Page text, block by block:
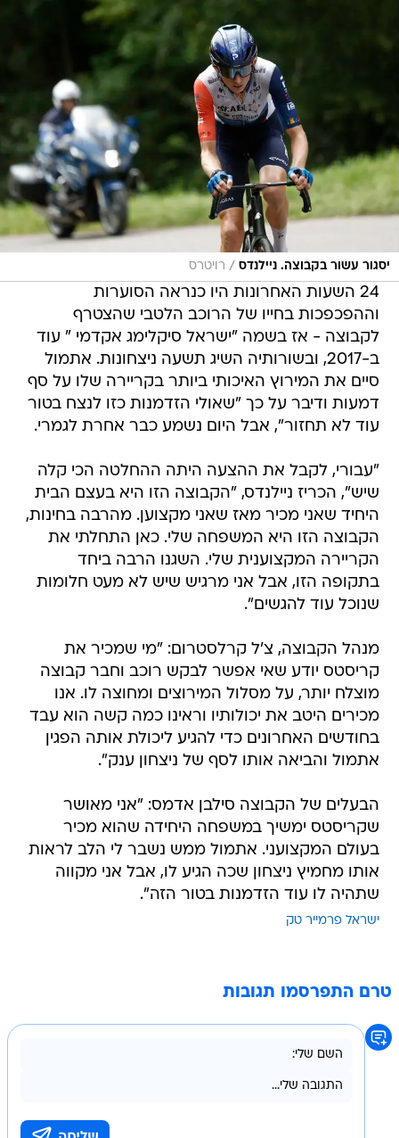
יסגור עשור בקבוצה. ניילנדס / רויטרס
24 השעות האחרונות היו כנראה הסוערות
וההפכפכות בחייו של הרוכב הלטבי שהצטרף
לקבוצה - אז בשמה "ישראל סיקלימג אקדמי " עוד
ב-2017, ובשורותיה השיג תשעה ניצחונות. אתמול
סיים את המירוץ האיכותי ביותר בקריירה שלו על סף
דמעות ודיבר על כך "שאולי הזדמנות כזו לנצח בטור
עוד לא תחזור", אבל היום נשמע כבר אחרת לגמרי.
"עבורי, לקבל את ההצעה היתה ההחלטה הכי קלה
שיש", הכריז ניילנדס, "הקבוצה הזו היא בעצם הבית
היחיד שאני מכיר מאז שאני מקצוען. מהרבה בחינות,
הקבוצה הזו היא המשפחה שלי. כאן התחלתי את
הקריירה המקצוענית שלי. השגנו הרבה ביחד
בתקופה הזו, אבל אני מרגיש שיש לא מעט חלומות
שנוכל עוד להגשים".
מנהל הקבוצה, צ'ל קרלסטרום: "מי שמכיר את
קריסטס יודע שאי אפשר לבקש רוכב וחבר קבוצה
מוצלח יותר, על מסלול המירוצים ומחוצה לו. אנו
מכירים היטב את יכולותיו וראינו כמה קשה הוא עבד
בחודשים האחרונים כדי להגיע ליכולת אותה הפגין
אתמול והביאה אותו לסף של ניצחון ענק".
הבעלים של הקבוצה סילבן אדמס: "אני מאושר
שקריסטס ימשיך במשפחה היחידה שהוא מכיר
בעולם המקצועני. אתמול ממש נשבר לי הלב לראות
אותו מחמיץ ניצחון שכה הגיע לו, אבל אני מקווה
שתהיה לו עוד הזדמנות בטור הזה".
ישראל פרמייר טק
טרם התפרסמו תגובות